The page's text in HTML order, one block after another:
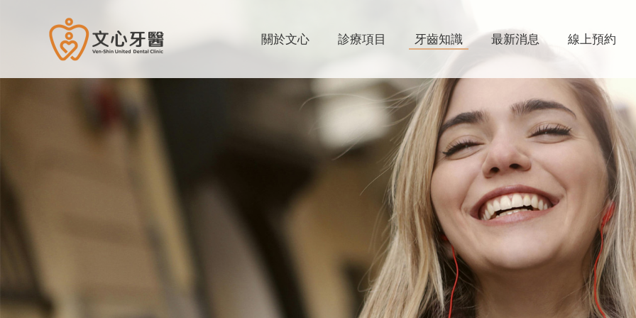
文心牙醫聯合診所關於文心 診療項目 牙齒知識 最新消息 線上預約